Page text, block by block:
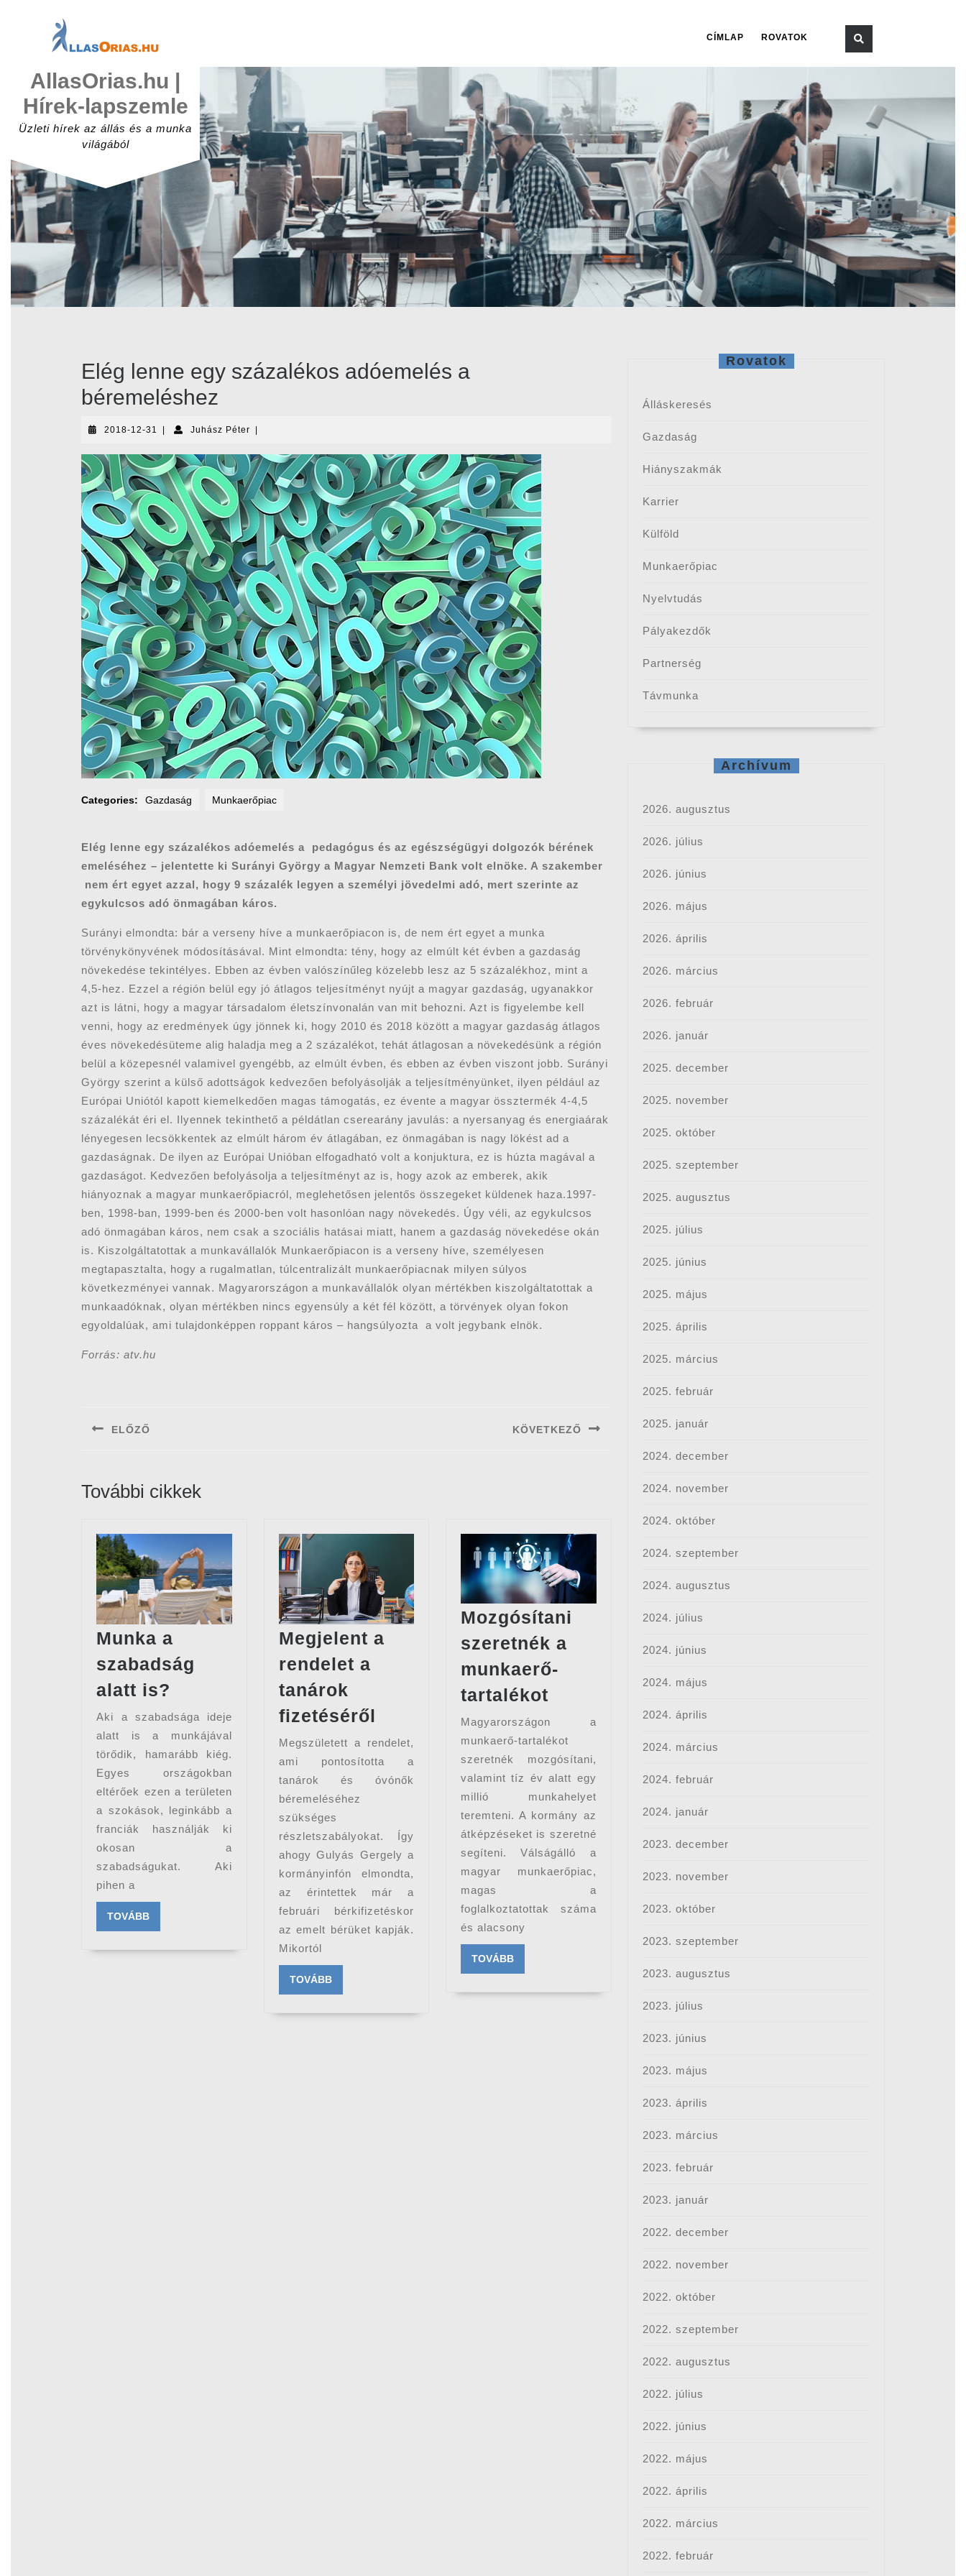
AllasOrias.hu |
Hírek-lapszemle
Üzleti hírek az állás és a munka
világából
CÍMLAP ROVATOK
Elég lenne egy százalékos adóemelés a
béremeléshez
2018-12-31
2018-
31
| Juhász PéterJuhász
|
Categories: Gazdaság Munkaerőpiac
Elég lenne egy százalékos adóemelés a pedagógus és az egészségügyi dolgozók bérének
emeléséhez – jelentette ki Surányi György a Magyar Nemzeti Bank volt elnöke. A szakember
nem ért egyet azzal, hogy 9 százalék legyen a személyi jövedelmi adó, mert szerinte az
egykulcsos adó önmagában káros.
Surányi elmondta: bár a verseny híve a munkaerőpiacon is, de nem ért egyet a munka
törvénykönyvének módosításával. Mint elmondta: tény, hogy az elmúlt két évben a gazdaság
növekedése tekintélyes. Ebben az évben valószínűleg közelebb lesz az 5 százalékhoz, mint a
4,5-hez. Ezzel a régión belül egy jó átlagos teljesítményt nyújt a magyar gazdaság, ugyanakkor
azt is látni, hogy a magyar társadalom életszínvonalán van mit behozni. Azt is figyelembe kell
venni, hogy az eredmények úgy jönnek ki, hogy 2010 és 2018 között a magyar gazdaság átlagos
éves növekedésüteme alig haladja meg a 2 százalékot, tehát átlagosan a növekedésünk a régión
belül a közepesnél valamivel gyengébb, az elmúlt évben, és ebben az évben viszont jobb. Surányi
György szerint a külső adottságok kedvezően befolyásolják a teljesítményünket, ilyen például az
Európai Uniótól kapott kiemelkedően magas támogatás, ez évente a magyar össztermék 4-4,5
százalékát éri el. Ilyennek tekinthető a példátlan cserearány javulás: a nyersanyag és energiaárak
lényegesen lecsökkentek az elmúlt három év átlagában, ez önmagában is nagy lökést ad a
gazdaságnak. De ilyen az Európai Unióban elfogadható volt a konjuktura, ez is húzta magával a
gazdaságot. Kedvezően befolyásolja a teljesítményt az is, hogy azok az emberek, akik
hiányoznak a magyar munkaerőpiacról, meglehetősen jelentős összegeket küldenek haza.1997-
ben, 1998-ban, 1999-ben és 2000-ben volt hasonlóan nagy növekedés. Úgy véli, az egykulcsos
adó önmagában káros, nem csak a szociális hatásai miatt, hanem a gazdaság növekedése okán
is. Kiszolgáltatottak a munkavállalók Munkaerőpiacon is a verseny híve, személyesen
megtapasztalta, hogy a rugalmatlan, túlcentralizált munkaerőpiacnak milyen súlyos
következményei vannak. Magyarországon a munkavállalók olyan mértékben kiszolgáltatottak a
munkaadóknak, olyan mértékben nincs egyensúly a két fél között, a törvények olyan fokon
egyoldalúak, ami tulajdonképpen roppant káros – hangsúlyozta a volt jegybank elnök.
Forrás: atv.hu
navigáció
ELŐZŐ KÖVETKEZŐ
További cikkek
Munka a
szabadság
alatt is?
a
szabadság
alatt
is?
Aki a szabadsága ideje
alatt is a munkájával
törődik, hamarább kiég.
Egyes országokban
eltérőek ezen a területen
a szokások, leginkább a
franciák használják ki
okosan a
szabadságukat. Aki
pihen a
TOVÁBBTOVÁBB
Megjelent a
rendelet a
tanárok
fizetéséről
rendelet
a
fizetéséről
Megszületett a rendelet,
ami pontosította a
tanárok és óvónők
béremeléséhez
szükséges
részletszabályokat. Így
ahogy Gulyás Gergely a
kormányinfón elmondta,
az érintettek már a
februári bérkifizetéskor
az emelt bérüket kapják.
Mikortól
TOVÁBBTOVÁBB
Mozgósítani
szeretnék a
munkaerő-
tartalékotMozgósítani
a
munkaerő-
tartalékot
Magyarországon a
munkaerő-tartalékot
szeretnék mozgósítani,
valamint tíz év alatt egy
millió munkahelyet
teremteni. A kormány az
átképzéseket is szeretné
segíteni. Válságálló a
magyar munkaerőpiac,
magas a
foglalkoztatottak száma
és alacsony
TOVÁBBTOVÁBB
Rovatok
Álláskeresés
Gazdaság
Hiányszakmák
Karrier
Külföld
Munkaerőpiac
Nyelvtudás
Pályakezdők
Partnerség
Távmunka
Archívum
2026. augusztus
2026. július
2026. június
2026. május
2026. április
2026. március
2026. február
2026. január
2025. december
2025. november
2025. október
2025. szeptember
2025. augusztus
2025. július
2025. június
2025. május
2025. április
2025. március
2025. február
2025. január
2024. december
2024. november
2024. október
2024. szeptember
2024. augusztus
2024. július
2024. június
2024. május
2024. április
2024. március
2024. február
2024. január
2023. december
2023. november
2023. október
2023. szeptember
2023. augusztus
2023. július
2023. június
2023. május
2023. április
2023. március
2023. február
2023. január
2022. december
2022. november
2022. október
2022. szeptember
2022. augusztus
2022. július
2022. június
2022. május
2022. április
2022. március
2022. február